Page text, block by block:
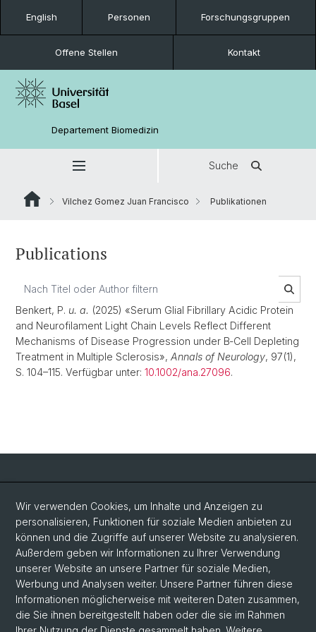
English Personen Forschungsgruppen
Offene Stellen Kontakt
Departement Biomedizin
Suche
Vilchez Gomez Juan Francisco Publikationen
Publications
Benkert, P. u. a. (2025) «Serum Glial Fibrillary Acidic Protein
and Neurofilament Light Chain Levels Reflect Different
Mechanisms of Disease Progression under B‐Cell Depleting
Treatment in Multiple Sclerosis», Annals of Neurology, 97(1),
S. 104–115. Verfügbar unter: 10.1002/ana.27096.
Social Media
LinkedIn
Bluesky
Vimeo
Wir verwenden Cookies, um Inhalte und Anzeigen zu
personalisieren, Funktionen für soziale Medien anbieten zu
können und die Zugriffe auf unserer Website zu analysieren.
Außerdem geben wir Informationen zu Ihrer Verwendung
unserer Website an unsere Partner für soziale Medien,
Werbung und Analysen weiter. Unsere Partner führen diese
Informationen möglicherweise mit weiteren Daten zusammen,
die Sie ihnen bereitgestellt haben oder die sie im Rahmen